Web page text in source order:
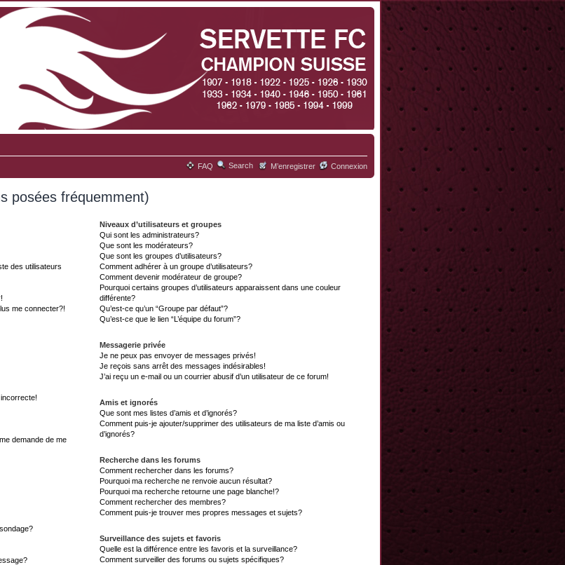
FAQ Search M’enregistrer Connexion
posées fréquemment)
des utilisateurs
me connecter?!
demande de me
Niveaux d’utilisateurs et groupes
Qui sont les administrateurs?
Que sont les modérateurs?
Que sont les groupes d’utilisateurs?
Comment adhérer à un groupe d’utilisateurs?
Comment devenir modérateur de groupe?
Pourquoi certains groupes d’utilisateurs apparaissent dans une couleur
différente?
Qu’est-ce qu’un “Groupe par défaut”?
Qu’est-ce que le lien “L’équipe du forum”?
Messagerie privée
Je ne peux pas envoyer de messages privés!
Je reçois sans arrêt des messages indésirables!
J’ai reçu un e-mail ou un courrier abusif d’un utilisateur de ce forum!
Amis et ignorés
Que sont mes listes d’amis et d’ignorés?
Comment puis-je ajouter/supprimer des utilisateurs de ma liste d’amis ou
d’ignorés?
Recherche dans les forums
Comment rechercher dans les forums?
Pourquoi ma recherche ne renvoie aucun résultat?
Pourquoi ma recherche retourne une page blanche!?
Comment rechercher des membres?
Comment puis-je trouver mes propres messages et sujets?
Surveillance des sujets et favoris
Quelle est la différence entre les favoris et la surveillance?
Comment surveiller des forums ou sujets spécifiques?